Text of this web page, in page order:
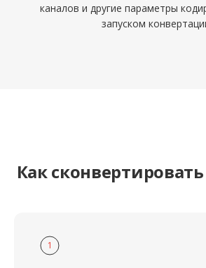
каналов и другие параметры
запуском
Как сконвертировать
1